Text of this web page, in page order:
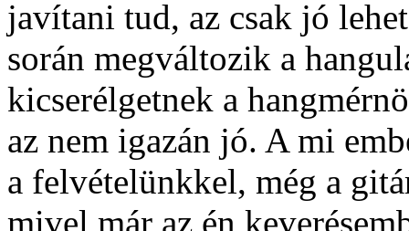
javítani tud, az csak jó
során megváltozik a
kicserélgetnek a
az nem igazán jó. A mi
a felvételünkkel, még a
mivel már az én